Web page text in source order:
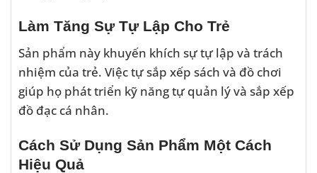
Làm Tăng Sự Tự Lập Cho Trẻ
Sản phẩm này khuyến khích sự tự lập và trách
nhiệm của trẻ. Việc tự sắp xếp sách và đồ chơi
giúp họ phát triển kỹ năng tự quản lý và sắp xếp
đồ đạc cá nhân.
Cách Sử Dụng Sản Phẩm Một Cách
Hiệu Quả